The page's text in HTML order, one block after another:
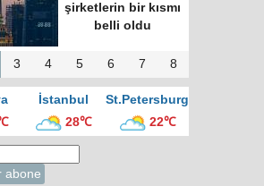
şirketlerin bir kısmı
belli oldu
3 4 5 6 7 8
İstanbul
St.Petersburg
28℃ 22℃